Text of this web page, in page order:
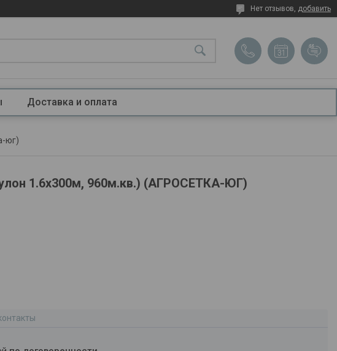
Нет отзывов, добавить
Доставка и оплата
юг)
1.6х300м, 960м.кв.) (АГРОСЕТКА-ЮГ)